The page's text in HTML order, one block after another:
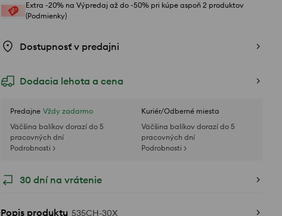
Extra -20% na Výpredaj až do -50% pri kúpe aspoň 2 produktov
(Podmienky)
Dostupnosť v predajni
Dodacia lehota a cena
Predajne Vždy zadarmo
Väčšina balíkov dorazí do 5
pracovných dní
Podrobnosti >
Kuriér/Odberné miesta
Väčšina balíkov dorazí do 5
pracovných dní
Podrobnosti >
30 dní na vrátenie
Popis produktu 535CH-30X